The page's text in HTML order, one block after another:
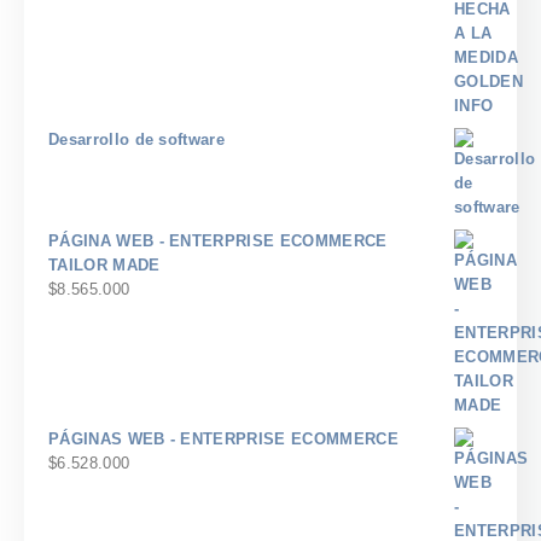
Desarrollo de software
PÁGINA WEB - ENTERPRISE ECOMMERCE
TAILOR MADE
$8.565.000
PÁGINAS WEB - ENTERPRISE ECOMMERCE
$6.528.000